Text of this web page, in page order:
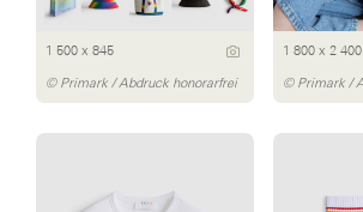
1 500 x 845
© Primark / Abdruck honorarfrei
1 800 x 2 400
© Primark /